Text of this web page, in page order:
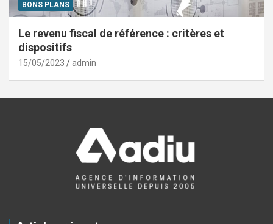
BONS PLANS
Le revenu fiscal de référence : critères et
dispositifs
15/05/2023 admin